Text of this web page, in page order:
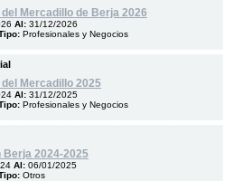
Mercadillo de Berja 2026
Al: 31/12/2026
Profesionales y Negocios
Mercadillo 2025
Al: 31/12/2025
Profesionales y Negocios
Berja 2024-2025
Al: 06/01/2025
Otros